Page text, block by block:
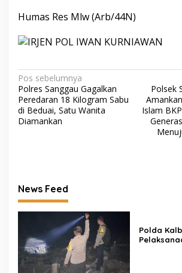
Humas Res Mlw (Arb/44N)
Navigasi
pos
Pos sebelumnya
Polres Sanggau Gagalkan
Peredaran 18 Kilogram Sabu
di Beduai, Satu Wanita
Diamankan
Polsek
Islam
News Feed
Polda